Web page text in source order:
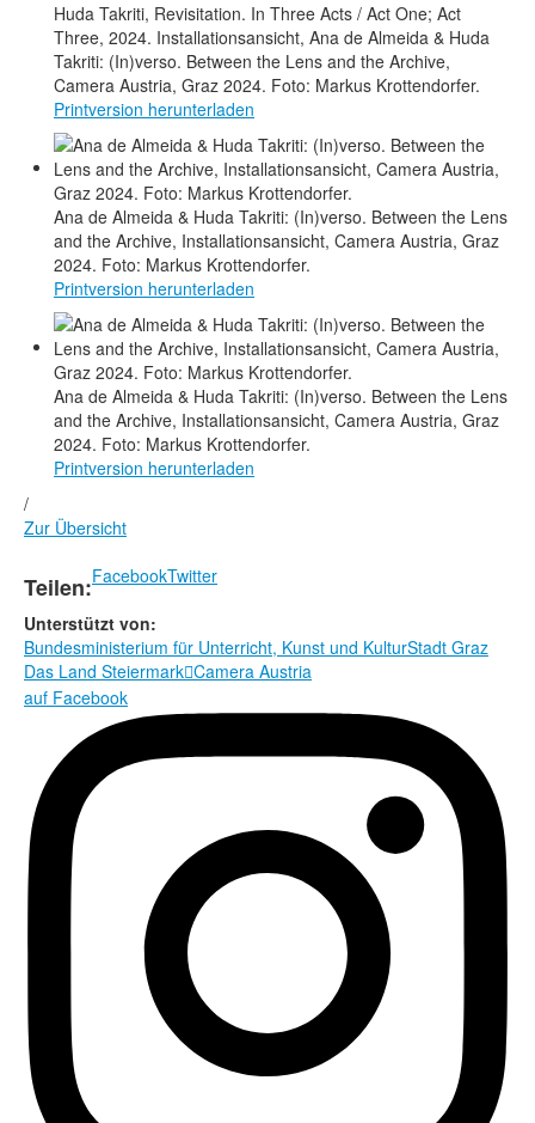
Huda Takriti, Revisitation. In Three Acts / Act One; Act
Three, 2024. Installationsansicht, Ana de Almeida & Huda
Takriti: (In)verso. Between the Lens and the Archive,
Camera Austria, Graz 2024. Foto: Markus Krottendorfer.
Printversion herunterladen
Ana de Almeida & Huda Takriti: (In)verso. Between the Lens
and the Archive, Installationsansicht, Camera Austria, Graz
2024. Foto: Markus Krottendorfer.
Printversion herunterladen
Ana de Almeida & Huda Takriti: (In)verso. Between the Lens
and the Archive, Installationsansicht, Camera Austria, Graz
2024. Foto: Markus Krottendorfer.
Printversion herunterladen
/
Zur Übersicht
Teilen:FacebookTwitter
Unterstützt von:
Bundesministerium für Unterricht, Kunst und KulturStadt Graz
Das Land SteiermarkCamera Austria
auf Facebook